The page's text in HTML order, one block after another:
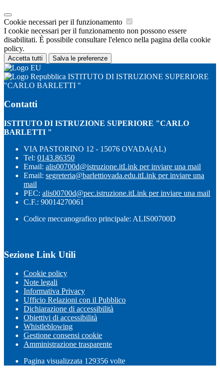
Cookie necessari per il funzionamento
I cookie necessari per il funzionamento non possono essere
disabilitati. È possibile consultare l'elenco nella pagina della cookie
policy.
Accetta tutti Salva le preferenze
ISTITUTO DI ISTRUZIONE SUPERIORE
"CARLO BARLETTI "
Contatti
ISTITUTO DI ISTRUZIONE SUPERIORE "CARLO
BARLETTI "
VIA PASTORINO 12 - 15076 OVADA(AL)
Tel: 0143.86350
Email: alis00700d@istruzione.itLink per inviare una mail
Email: segreteria@barlettiovada.edu.itLink per inviare una
mail
PEC: alis00700d@pec.istruzione.itLink per inviare una mail
C.F.: 90014270061
Codice meccanografico principale: ALIS00700D
Sezione Link Utili
Cookie policy
Note legali
Informativa Privacy
Ufficio Relazioni con il Pubblico
Dichiarazione di accessibilità
Obiettivi di accessibilità
Whistleblowing
Gestione consensi cookie
Amministrazione trasparente
Pagina visualizzata 129356 volte